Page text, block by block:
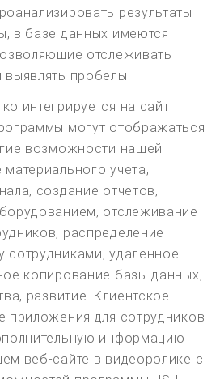
результаты
в базе данных имеются
отслеживать
пробелы.
интегрируется на сайт
могут отображаться
возможности нашей
учета,
создание отчетов,
отслеживание
распределение
сотрудниками, удаленное
копирование базы данных,
развитие. Клиентское
приложения для сотрудников
информацию
веб-сайте в видеоролике с